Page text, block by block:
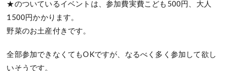
★のついているイベントは、参加費実費こども500円、大人
1500円かかります。
野菜のお土産付きです。
全部参加できなくてもOKですが、なるべく多く参加して欲し
いそうです。